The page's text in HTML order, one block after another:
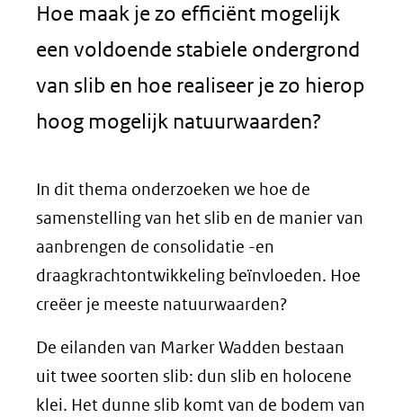
Hoe maak je zo efficiënt mogelijk
een voldoende stabiele ondergrond
van slib en hoe realiseer je zo hierop
hoog mogelijk natuurwaarden?
In dit thema onderzoeken we hoe de
samenstelling van het slib en de manier van
aanbrengen de consolidatie -en
draagkrachtontwikkeling beïnvloeden. Hoe
creëer je meeste natuurwaarden?
De eilanden van Marker Wadden bestaan
uit twee soorten slib: dun slib en holocene
klei. Het dunne slib komt van de bodem van